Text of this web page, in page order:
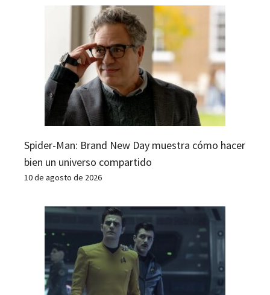
Spider-Man: Brand New Day muestra cómo hacer
bien un universo compartido
10 de agosto de 2026